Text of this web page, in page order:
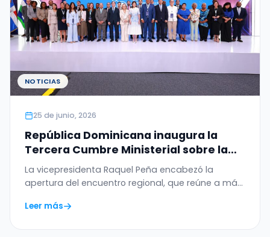
NOTICIAS
25 de junio, 2026
República Dominicana inaugura la
Tercera Cumbre Ministerial sobre la
Ética de la Inteligencia Artificial en
América Latina y el Caribe
La vicepresidenta Raquel Peña encabezó la
apertura del encuentro regional, que reúne a más
Leer más